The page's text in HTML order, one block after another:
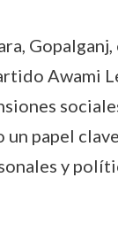
Awami
papel
y